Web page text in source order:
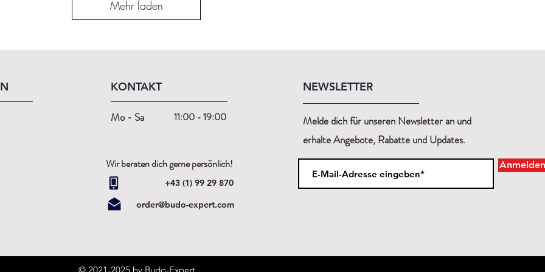
Mehr laden
KONTAKT
Mo - Sa 11:00 - 19:00
Wir beraten dich gerne persönlich!
+43 (1) 99 29 870
order@budo-expert.com
NEWSLETTER
Anmelden
Melde dich für unseren Newsletter an und
erhalte Angebote, Rabatte und Updates.